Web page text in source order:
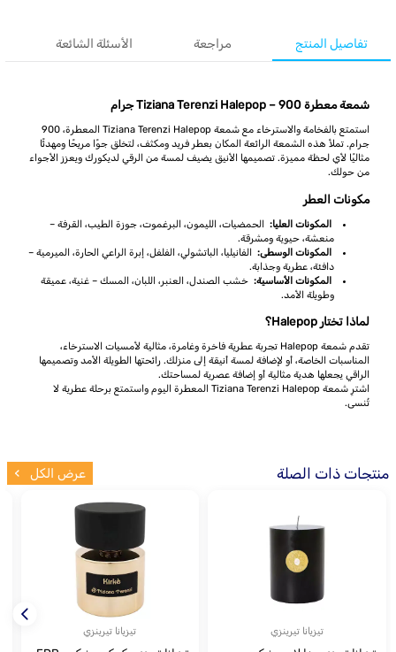
تفاصيل المنتج مراجعة الأسئلة الشائعة
شمعة معطرة Tiziana Terenzi Halepop – 900 جرام
استمتع بالفخامة والاسترخاء مع شمعة Tiziana Terenzi Halepop المعطرة، 900
جرام. تملأ هذه الشمعة الرائعة المكان بعطر فريد ومكثف، لتخلق جوًا مريحًا ومهدئًا
مثاليًا لأي لحظة مميزة. تصميمها الأنيق يضيف لمسة من الرقي لديكورك ويعزز الأجواء
من حولك.
مكونات العطر
المكونات العليا: الحمضيات، الليمون، البرغموت، جوزة الطيب، القرفة –
منعشة، حيوية ومشرقة.
المكونات الوسطى: الفانيليا، الباتشولي، الفلفل، إبرة الراعي الحارة، الميرمية –
دافئة، عطرية وجذابة.
المكونات الأساسية: خشب الصندل، العنبر، اللبان، المسك – غنية، عميقة
وطويلة الأمد.
لماذا تختار Halepop؟
تقدم شمعة Halepop تجربة عطرية فاخرة وغامرة، مثالية لأمسيات الاسترخاء،
المناسبات الخاصة، أو لإضافة لمسة أنيقة إلى منزلك. رائحتها الطويلة الأمد وتصميمها
الراقي يجعلها هدية مثالية أو إضافة عصرية لمساحتك.
اشترِ شمعة Tiziana Terenzi Halepop المعطرة اليوم واستمتع برحلة عطرية لا
تُنسى.
منتجات ذات الصلة عرض الكل
تيزيانا تيرينزي تيزيانا تيرينزي